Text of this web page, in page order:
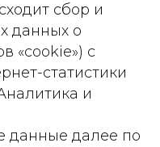
сбор и
данных о
«cookie») с
статистики
и
данные далее по